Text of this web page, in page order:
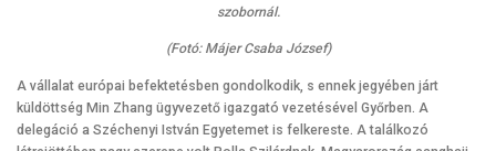
szobornál.
(Fotó: Májer Csaba József)
A vállalat európai befektetésben gondolkodik, s ennek jegyében járt
küldöttség Min Zhang ügyvezető igazgató vezetésével Győrben. A
delegáció a Széchenyi István Egyetemet is felkereste. A találkozó